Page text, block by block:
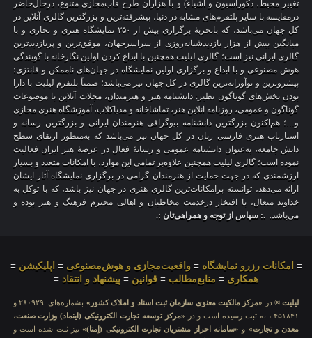
تغییر محیط، دکوراسیون و اشیاء) و با هزاران طرح قاب‌مجازی متنوع، درحال‌حاضر
درمقایسه با سایر پلتفرم‌های مشابه در دنیا، پیشرفته‌ترین و بزرگترین گالری آنلاین در
کل جهان می‌باشد، که باتجربهٔ برگزاری بیش از ۲۵۰ نمایشگاه هنری و تجاری و با
میانگین بیش از هزار بازدیدشبانه‌روزی از سراسرجهان، موفق‌ترین و پربازدیدترین
گالری ایرانی نیز است؛ گالری لیلیت همچنین با ابداع کردن اولین نگارخانه با گویندگی
هوش مصنوعی و با ابداع و برگزاری اولین نمایشگاه در جهان‌های ناممکن و فانتزی؛
پیشروترین و نوآورانه‌ترین گالری در کل جهان نیز می‌باشد؛ ضمناً پلتفرم لیلیت با دارا
بودن بخش‌های گوناگون نظیر: دانشنامه هنر و هنرمندان، مجلات آنلاین با موضوعات
گوناگون و عمومی، روزنامه آنلاین هنر، تماشاخانه و مدیاکلاب، آموزشگاه هنری مجازی
و…؛ هم‌اکنون بزرگترین دانشنامه بیوگرافی هنرمندان ایرانی و بزرگترین رسانه و
استارتاپ هنری فارسی زبان در کل جهان نیز می‌باشد که به‌منظور ارتقای سطح
دانش جامعه، به‌عنوان دانشنامه عمومی و رسانهٔ فعال در عرصهٔ هنر ایران فعالیت
نموده است؛ گالری لیلیت همچنین علاوه‌بر تمامی این موارد، با امکانات متعدد و بسیار
ارزشمندی که در جهت حمایت از هنرمندان گرامی در برگزاری نمایشگاه آثار ایشان
ارائه می‌دهد، توانسته پرامکانات‌ترین گالری هنری در جهان نیز باشد، که با توکل به
خداوند متعال، با افتخار درخدمت مخاطبان و اهالی محترم فرهنگ و هنر بوده و
می‌باشد. .: سپاس از توجه و همراهی‌تان :.
≡ امکانات رزرو نمایشگاه ≡واقعیت‌مجازی و هوش‌مصنوعی ≡ اپلیکیشن ≡
همکاری ≡ منابع‌مطالب ≡ قوانین ≡ پیشنهاد و انتقاد ≡
لیلیت® در «مرکز مالکیت معنوی سازمان ثبت اسناد و املاک کشور»
بشماره‌های: ۲۸۰۹۲۹ و
۴۵۱۸۴۱ ، به ثبت رسیده است و در
«مرکز توسعه تجارت الکترونیکی (اینماد) وزارت صنعت،
معدن و تجارت» و «سامانه احراز مشتریان تجارت الکترونیکی (اِمتا)»نیز ثبت شده است و